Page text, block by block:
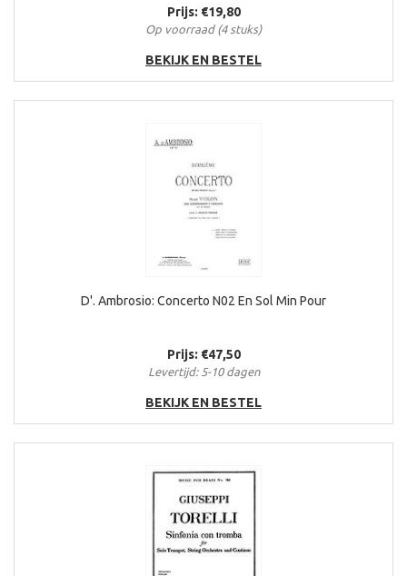
Prijs: €19,80
Op voorraad (4 stuks)
BEKIJK EN BESTEL
D'. Ambrosio: Concerto N02 En Sol Min Pour
Prijs: €47,50
Levertijd: 5-10 dagen
BEKIJK EN BESTEL